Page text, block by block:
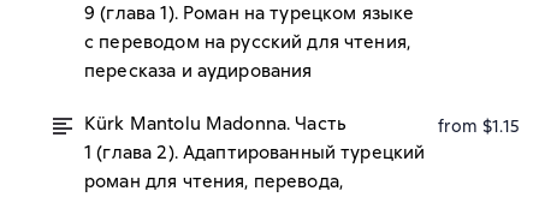
9 (глава 1). Роман на турецком языке
с переводом на русский для чтения,
пересказа и аудирования
Kürk Mantolu Madonna. Часть
1 (глава 2). Адаптированный турецкий
роман для чтения, перевода,
from $1.15